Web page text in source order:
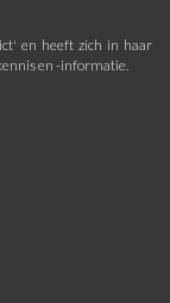
en heeft zich in haar
en -informatie.